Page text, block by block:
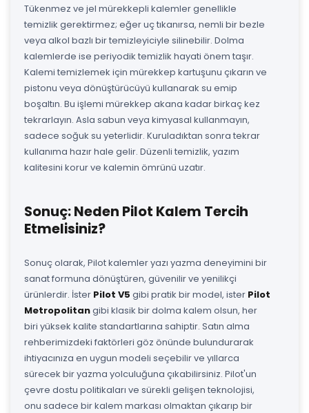
Tükenmez ve jel mürekkepli kalemler genellikle
temizlik gerektirmez; eğer uç tıkanırsa, nemli bir bezle
veya alkol bazlı bir temizleyiciyle silinebilir. Dolma
kalemlerde ise periyodik temizlik hayati önem taşır.
Kalemi temizlemek için mürekkep kartuşunu çıkarın ve
pistonu veya dönüştürücüyü kullanarak su emip
boşaltın. Bu işlemi mürekkep akana kadar birkaç kez
tekrarlayın. Asla sabun veya kimyasal kullanmayın,
sadece soğuk su yeterlidir. Kuruladıktan sonra tekrar
kullanıma hazır hale gelir. Düzenli temizlik, yazım
kalitesini korur ve kalemin ömrünü uzatır.
Sonuç: Neden Pilot Kalem Tercih
Etmelisiniz?
Sonuç olarak, Pilot kalemler yazı yazma deneyimini bir
sanat formuna dönüştüren, güvenilir ve yenilikçi
ürünlerdir. İster Pilot V5 gibi pratik bir model, ister Pilot
Metropolitangibi klasik bir dolma kalem olsun, her
biri yüksek kalite standartlarına sahiptir. Satın alma
rehberimizdeki faktörleri göz önünde bulundurarak
ihtiyacınıza en uygun modeli seçebilir ve yıllarca
sürecek bir yazma yolculuğuna çıkabilirsiniz. Pilot'un
çevre dostu politikaları ve sürekli gelişen teknolojisi,
onu sadece bir kalem markası olmaktan çıkarıp bir